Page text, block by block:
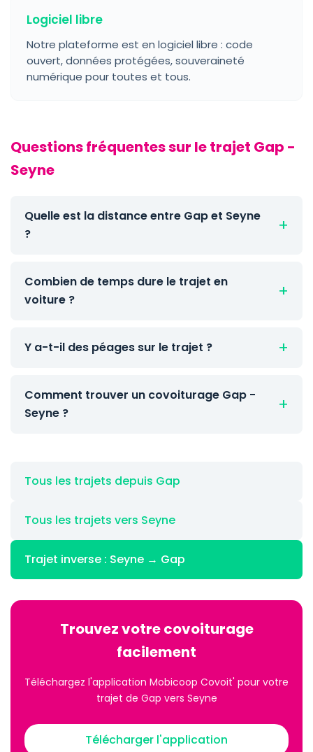
Logiciel libre
Notre plateforme est en logiciel libre : code
ouvert, données protégées, souveraineté
numérique pour toutes et tous.
Questions fréquentes sur le trajet Gap -
Seyne
Quelle est la distance entre Gap et Seyne
?
Combien de temps dure le trajet en
voiture ?
Y a-t-il des péages sur le trajet ?
Comment trouver un covoiturage Gap -
Seyne ?
Tous les trajets depuis Gap
Tous les trajets vers Seyne
Trajet inverse : Seyne → Gap
Trouvez votre covoiturage
facilement
Téléchargez l'application Mobicoop Covoit' pour votre
trajet de Gap vers Seyne
Télécharger l'application